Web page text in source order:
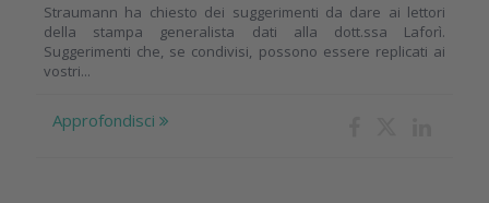
Straumann ha chiesto dei suggerimenti da dare ai lettori
della stampa generalista dati alla dott.ssa Laforì.
Suggerimenti che, se condivisi, possono essere replicati ai
vostri...
Approfondisci